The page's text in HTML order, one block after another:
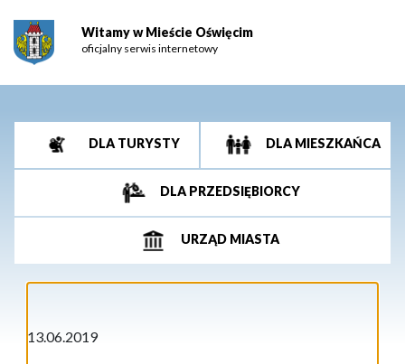
Witamy w Mieście Oświęcim
oficjalny serwis internetowy
DLA TURYSTY DLA MIESZKAŃCA
DLA PRZEDSIĘBIORCY
URZĄD MIASTA
13.06.2019